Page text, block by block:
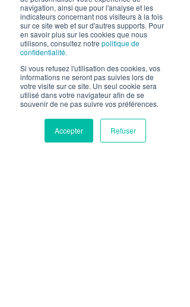
navigation, ainsi que pour l'analyse et les
indicateurs concernant nos visiteurs à la fois
sur ce site web et sur d'autres supports. Pour
en savoir plus sur les cookies que nous
utilisons, consultez notre politique de
confidentialité.
Si vous refusez l'utilisation des cookies, vos
informations ne seront pas suivies lors de
votre visite sur ce site. Un seul cookie sera
utilisé dans votre navigateur afin de se
souvenir de ne pas suivre vos préférences.
Accepter Refuser
Lire la suite de l'article
Reprise d'entreprises
Reprise de fonds de commerces
Posts récents